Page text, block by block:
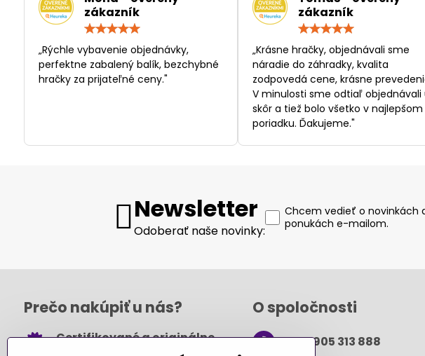
zákazník
/
5
„Rýchle vybavenie objednávky,
perfektne zabalený balík, bezchybné
hračky za prijateľné ceny."
zákazník
/
„Krásne hračky, objednávali sme
náradie do záhradky, kvalita
zodpovedá cene, krásne
V minulosti sme odtiaľ objednávali
skôr a tiež bolo všetko v najlepšom
poriadku. Ďakujeme."
Newsletter
Odoberať naše novinky:
Chcem vedieť o novinkách
ponukách e-mailom.
Prečo nakúpiť u nás?
Certifikované a originálne
O spoločnosti
+421 905 313 888